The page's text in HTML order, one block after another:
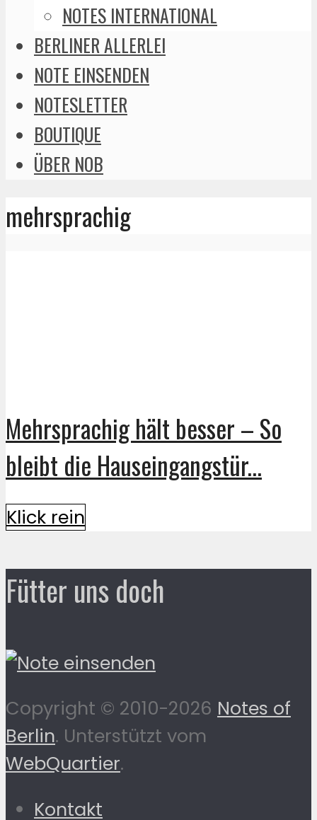
NOTES INTERNATIONAL
BERLINER ALLERLEI
NOTE EINSENDEN
NOTESLETTER
BOUTIQUE
ÜBER NOB
mehrsprachig
Mehrsprachig hält besser – So
bleibt die Hauseingangstür...
Klick rein
Fütter uns doch
Copyright © 2010-2026 Notes of
Berlin. Unterstützt vom
WebQuartier.
Kontakt